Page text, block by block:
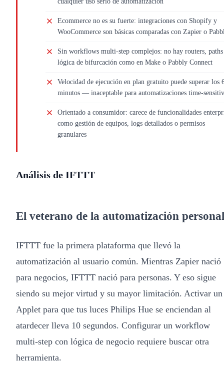
Ecommerce no es su fuerte: integraciones con Shopify y
WooCommerce son básicas comparadas con Zapier o
Sin workflows multi-step complejos: no hay routers,
lógica de bifurcación como en Make o Pabbly Connect
Velocidad de ejecución en plan gratuito puede superar los
minutos — inaceptable para automatizaciones time-
Orientado a consumidor: carece de funcionalidades
como gestión de equipos, logs detallados o permisos
granulares
Análisis de IFTTT
El veterano de la automatización personal
IFTTT fue la primera plataforma que llevó la
automatización al usuario común. Mientras Zapier nació
para negocios, IFTTT nació para personas. Y eso sigue
siendo su mejor virtud y su mayor limitación. Activar un
Applet para que tus luces Philips Hue se enciendan al
atardecer lleva 10 segundos. Configurar un workflow
multi-step con lógica de negocio requiere buscar otra
herramienta.